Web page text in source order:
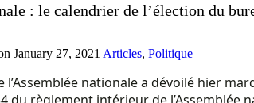
: le calendrier de l’élection du
January 27, 2021 Articles, Politique
l’Assemblée nationale a dévoilé hier